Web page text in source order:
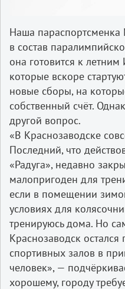
Наша
в состав
она готовится к
которые вскоре
новые сборы, на
собственный счёт.
другой вопрос.
«В Краснозаводске
Последний, что
«Радуга», недавно
малопригоден для
если в помещении
условиях для
тренируюсь дома. Но
Краснозаводск остался
спортивных залов в
человек», —
хорошему, городу